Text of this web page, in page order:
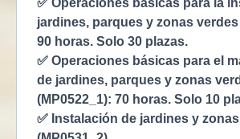
✅ Operaciones básicas para la
jardines, parques y zonas verdes
90 horas. Solo 30 plazas.
✅ Operaciones básicas para el
de jardines, parques y zonas
(MP0522_1): 70 horas. Solo 10
✅ Instalación de jardines y